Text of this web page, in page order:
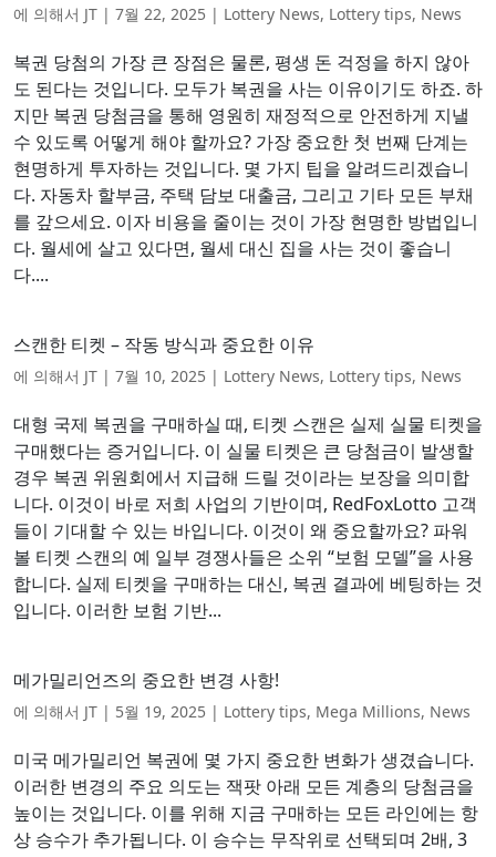
에 의해서 JT | 7월 22, 2025 | Lottery News, Lottery tips, News
복권 당첨의 가장 큰 장점은 물론, 평생 돈 걱정을 하지 않아
도 된다는 것입니다. 모두가 복권을 사는 이유이기도 하죠. 하
지만 복권 당첨금을 통해 영원히 재정적으로 안전하게 지낼
수 있도록 어떻게 해야 할까요? 가장 중요한 첫 번째 단계는
현명하게 투자하는 것입니다. 몇 가지 팁을 알려드리겠습니
다. 자동차 할부금, 주택 담보 대출금, 그리고 기타 모든 부채
를 갚으세요. 이자 비용을 줄이는 것이 가장 현명한 방법입니
다. 월세에 살고 있다면, 월세 대신 집을 사는 것이 좋습니
다....
스캔한 티켓 – 작동 방식과 중요한 이유
에 의해서 JT | 7월 10, 2025 | Lottery News, Lottery tips, News
대형 국제 복권을 구매하실 때, 티켓 스캔은 실제 실물 티켓을
구매했다는 증거입니다. 이 실물 티켓은 큰 당첨금이 발생할
경우 복권 위원회에서 지급해 드릴 것이라는 보장을 의미합
니다. 이것이 바로 저희 사업의 기반이며, RedFoxLotto 고객
들이 기대할 수 있는 바입니다. 이것이 왜 중요할까요? 파워
볼 티켓 스캔의 예 일부 경쟁사들은 소위 “보험 모델”을 사용
합니다. 실제 티켓을 구매하는 대신, 복권 결과에 베팅하는 것
입니다. 이러한 보험 기반...
메가밀리언즈의 중요한 변경 사항!
에 의해서 JT | 5월 19, 2025 | Lottery tips, Mega Millions, News
미국 메가밀리언 복권에 몇 가지 중요한 변화가 생겼습니다.
이러한 변경의 주요 의도는 잭팟 아래 모든 계층의 당첨금을
높이는 것입니다. 이를 위해 지금 구매하는 모든 라인에는 항
상 승수가 추가됩니다. 이 승수는 무작위로 선택되며 2배, 3